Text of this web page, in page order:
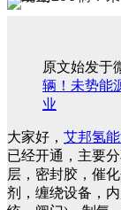
原文始发于
辆！未势能
业
大家好， 艾邦氢
已经开通，主要
层，密封胶，催
剂，缠绕设备，